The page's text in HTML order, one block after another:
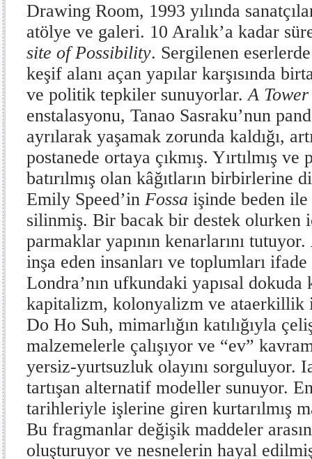
Drawing Room, 1993 yılında
atölye ve galeri. 10 Aralık’a kadar
site of Possibility. Sergilenen
keşif alanı açan yapılar karşısında
ve politik tepkiler sunuyorlar.A
enstalasyonu, Tanao Sasraku’nun
ayrılarak yaşamak zorunda kaldığı,
postanede ortaya çıkmış. Yırtılmış ve
batırılmış olan kâğıtların birbirlerine
Emily Speed’in Fossa işinde beden ile
silinmiş. Bir bacak bir destek olurken
parmaklar yapının kenarlarını tutuyor.
inşa eden insanları ve toplumları
Londra’nın ufkundaki yapısal dokuda
kapitalizm, kolonyalizm ve ataerkillik
Do Ho Suh, mimarlığın katılığıyla
malzemelerle çalışıyor ve “ev”
yersiz-yurtsuzluk olayını sorguluyor.
tartışan alternatif modeller sunuyor.
tarihleriyle işlerine giren kurtarılmış
Bu fragmanlar değişik maddeler
oluşturuyor ve nesnelerin hayal